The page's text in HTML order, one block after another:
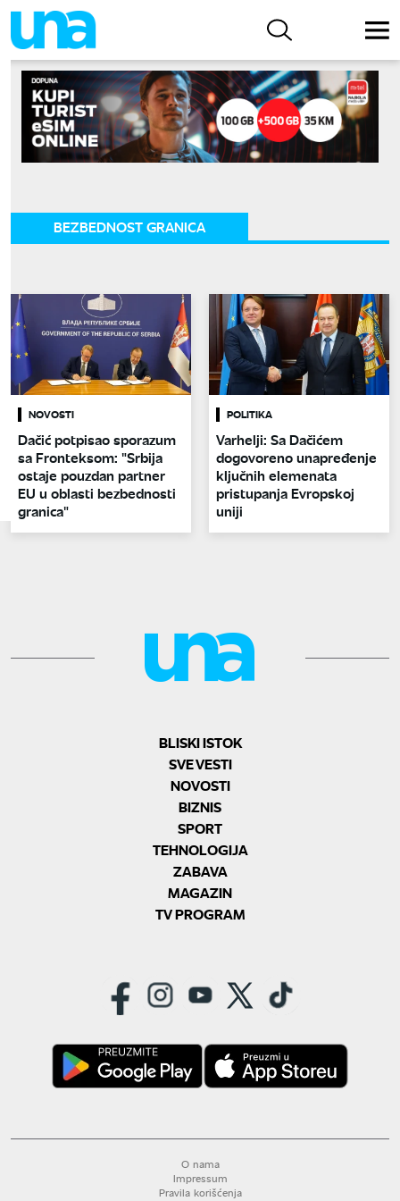
BEZBEDNOST GRANICA
NOVOSTI
Dačić potpisao sporazum
sa Fronteksom: "Srbija
ostaje pouzdan partner
EU u oblasti bezbednosti
granica"
POLITIKA
Varhelji: Sa Dačićem
dogovoreno unapređenje
ključnih elemenata
pristupanja Evropskoj
uniji
BLISKI ISTOK
SVE VESTI
NOVOSTI
BIZNIS
SPORT
TEHNOLOGIJA
ZABAVA
MAGAZIN
TV PROGRAM
O nama
Impressum
Pravila korišćenja